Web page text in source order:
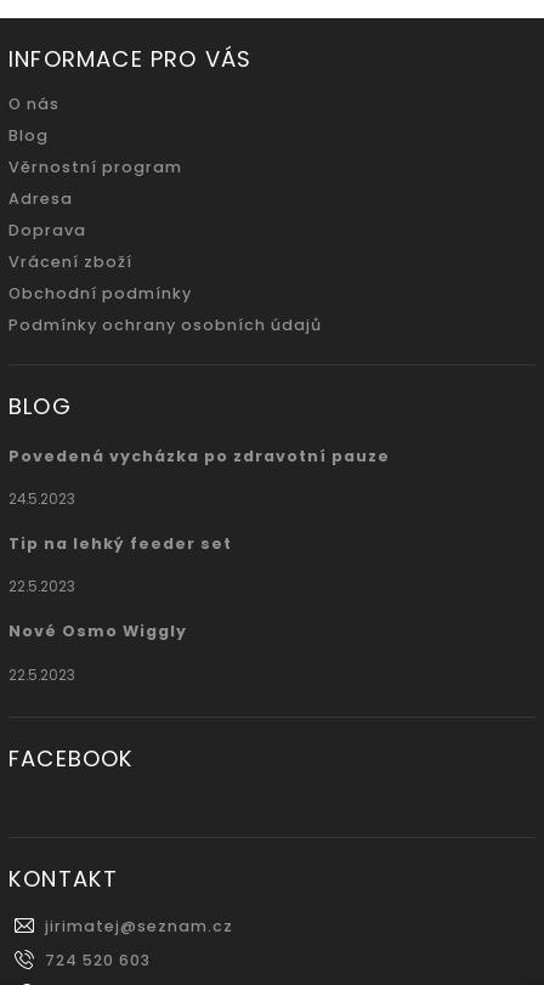
INFORMACE PRO VÁS
O nás
Blog
Věrnostní program
Adresa
Doprava
Vrácení zboží
Obchodní podmínky
Podmínky ochrany osobních údajů
BLOG
Povedená vycházka po zdravotní pauze
24.5.2023
Tip na lehký feeder set
22.5.2023
Nové Osmo Wiggly
22.5.2023
FACEBOOK
KONTAKT
jirimatej@seznam.cz
724 520 603